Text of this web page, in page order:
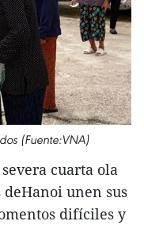
(Fuente:VNA)
cuarta ola
deHanoi unen sus
difíciles y